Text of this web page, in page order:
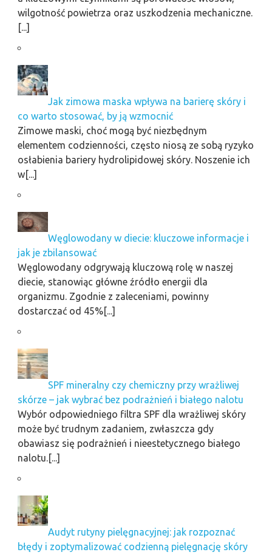
wilgotność powietrza oraz uszkodzenia mechaniczne.
[...]
Jak zimowa maska wpływa na barierę skóry i
co warto stosować, by ją wzmocnić
Zimowe maski, choć mogą być niezbędnym
elementem codzienności, często niosą ze sobą ryzyko
osłabienia bariery hydrolipidowej skóry. Noszenie ich
w[...]
Węglowodany w diecie: kluczowe informacje i
jak je zbilansować
Węglowodany odgrywają kluczową rolę w naszej
diecie, stanowiąc główne źródło energii dla
organizmu. Zgodnie z zaleceniami, powinny
dostarczać od 45%[...]
SPF mineralny czy chemiczny przy wrażliwej
skórze – jak wybrać bez podrażnień i białego nalotu
Wybór odpowiedniego filtra SPF dla wrażliwej skóry
może być trudnym zadaniem, zwłaszcza gdy
obawiasz się podrażnień i nieestetycznego białego
nalotu.[...]
Audyt rutyny pielęgnacyjnej: jak rozpoznać
błędy i zoptymalizować codzienną pielęgnację skóry